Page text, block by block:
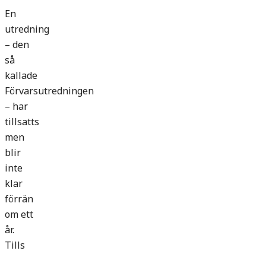
En
utredning
– den
så
kallade
Förvarsutredningen
– har
tillsatts
men
blir
inte
klar
förrän
om ett
år.
Tills